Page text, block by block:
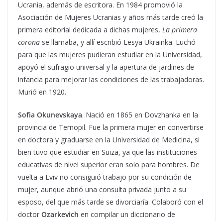
Ucrania, además de escritora. En 1984 promovió la
Asociación de Mujeres Ucranias y años más tarde creó la
primera editorial dedicada a dichas mujeres, La primera
corona se llamaba, y allí escribió Lesya Ukrainka. Luchó
para que las mujeres pudieran estudiar en la Universidad,
apoyó el sufragio universal y la apertura de jardines de
infancia para mejorar las condiciones de las trabajadoras.
Murió en 1920.
Sofia Okunevskaya. Nació en 1865 en Dovzhanka en la
provincia de Ternopil. Fue la primera mujer en convertirse
en doctora y graduarse en la Universidad de Medicina, si
bien tuvo que estudiar en Suiza, ya que las instituciones
educativas de nivel superior eran solo para hombres. De
vuelta a Lviv no consiguió trabajo por su condición de
mujer, aunque abrió una consulta privada junto a su
esposo, del que más tarde se divorciaría. Colaboró con el
doctor Ozarkevich en compilar un diccionario de